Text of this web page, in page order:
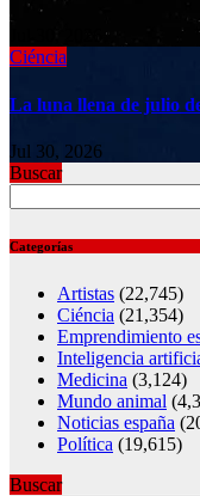
Ciéncia
La luna llena de julio
Jul 30, 2026
Buscar
Categorías
Artistas (22,745)
Ciéncia (21,354)
Emprendimiento
Inteligencia
Medicina (3,124)
Mundo animal
Noticias españa
Política (19,615)
Buscar